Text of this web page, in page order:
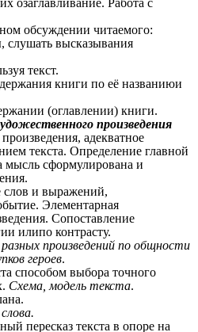
обсуждении читаемого:
слушать высказывания
текст.
книги по её названиюи
(оглавлении) книги.
произведения
адекватное
текста. Определение главной
мысль сформулирована и
слов и выражений,
Элементарная
Сопоставление
илипо контрасту.
произведений по общности
героев.
способом выбора точного
Схема, модель текста.
пересказ текста в опоре на